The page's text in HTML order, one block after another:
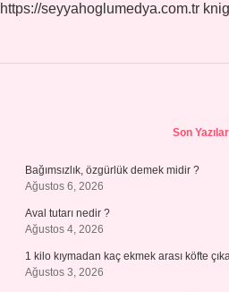
https://seyyahoglumedya.com.tr
Son Yazılar
Bağımsızlık, özgürlük demek midir ?
Ağustos 6, 2026
Aval tutarı nedir ?
Ağustos 4, 2026
1 kilo kıymadan kaç ekmek arası köfte
Ağustos 3, 2026